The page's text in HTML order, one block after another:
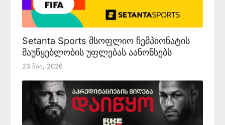
Setanta Sports მსოფლიო ჩემპიონატის
მაუწყებლობის უფლებას აანონსებს
23 Მაი, 2026